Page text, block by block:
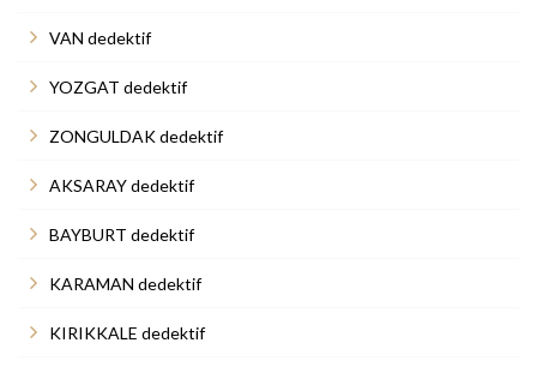
VAN dedektif
YOZGAT dedektif
ZONGULDAK dedektif
AKSARAY dedektif
BAYBURT dedektif
KARAMAN dedektif
KIRIKKALE dedektif